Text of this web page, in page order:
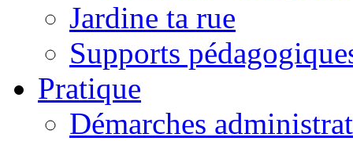
Jardine ta rue
Supports
Pratique
Démarches